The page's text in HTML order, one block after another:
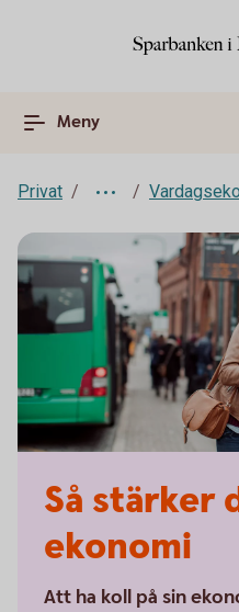
Meny
Privat
Så stärker
ekonomi
Att ha koll på sin